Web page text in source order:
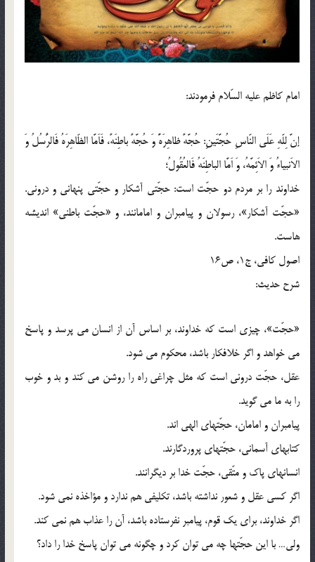
امام کاظم علیه السّلام فرمودند:
إنَّ لِلّهِ عَلَی النّاسِ حُجَّتَینِ: حُجَّهً ظاهِرَهًَ وَ حُجَّهً باطِنَهً، فَاَمَّا الظّاهِرَهُ فَالرُّسُلُ وَ
الاَنبیاءُ وَ الاَئِمَّهُ، وَ اَمَّا الباطِنَهُ فَالعُقُولُ؛
خداوند را بر مردم دو حجّت است: حجّتی آشکار و حجّتی پنهانی و درونی.
«حجّت آشکار»، رسولان و پیامبران و امامانند، و «حجّت باطنی» اندیشه
هاست.
اصول کافی، ج1، ص16
شرح حدیث:
«حجّت»، چیزی است که خداوند، بر اساس آن از انسان می پرسد و پاسخ
می خواهد و اگر خلافکار باشد، محکوم می شود.
عقل، حجّت درونی است که مثل چراغی راه را روشن می کند و بد و خوب
را به ما می گوید.
پیامبران و امامان، حجّتهای الهی اند.
کتابهای آسمانی، حجّتهای پروردگارند.
انسانهای پاک و متّقی، حجّت خدا بر دیگرانند.
اگر کسی عقل و شعور نداشته باشد، تکلیفی هم ندارد و مؤاخذه نمی شود.
اگر خداوند، برای یک قوم، پیامبر نفرستاده باشد، آن را عذاب هم نمی کند.
ولی… با این حجّتها چه می توان کرد و چگونه می توان پاسخ خدا را داد؟